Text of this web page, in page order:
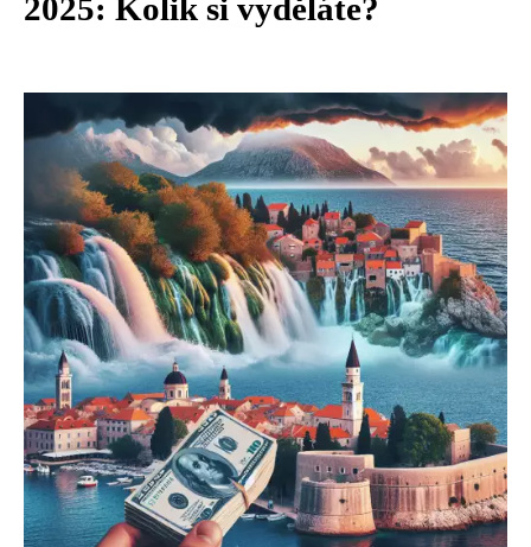
2025: Kolik si vyděláte?